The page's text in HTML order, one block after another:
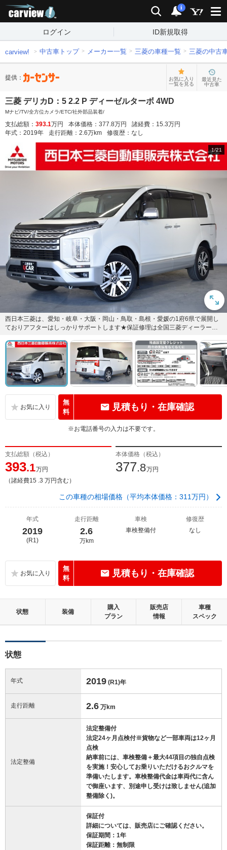
検索 通知
i
ログイン ID新規取得
carview! 中古車トップ メーカー一覧 三菱の車種一覧 三菱の中古
提供：
お気に入り
一覧を見る
最近見た
中古車
三菱 デリカD：5 2.2 P ディーゼルターボ 4WD
Mナビ/TV/全方位カメラ/ETC/社外部品装着/
支払総額： 393.1万円 本体価格： 377.8万円 諸経費： 15.3万円
年式： 2019年 走行距離： 2.6万km 修復歴： なし
1/21
西日本三菱は、愛知・岐阜・大阪・岡山・鳥取・島根・愛媛の1府6県で展開し
ておりアフターはしっかりサポートします★保証修理は全国三菱ディーラーが
無
料
見積もり・在庫確認
※お電話番号の入力は不要です。
支払総額（税込）
393.1万円
（諸経費15 .3 万円含む）
本体価格（税込）
377.8万円
この車種の相場価格（平均本体価格：311万円）
年式
2019
(R1)
走行距離
2.6
万km
車検
車検整備付
修復歴
なし
無
料
見積もり・在庫確認
状態 装備
購入
プラン
販売店
情報
車種
スペック
状態
年式 2019 (R1)年
走行距離 2.6 万km
法定整備
法定整備付
法定24ヶ月点検付※貨物など一部車両は12ヶ月
点検
納車前には、車検整備＋最大44項目の独自点検
を実施！安心してお乗りいただけるおクルマを
準備いたします。車検整備代金は車両代に含ん
で御座います、別途申し受けは致しません(追加
整備除く)。
保証付
詳細については、販売店にご確認ください。
保証期間：1年
保証距離：無制限